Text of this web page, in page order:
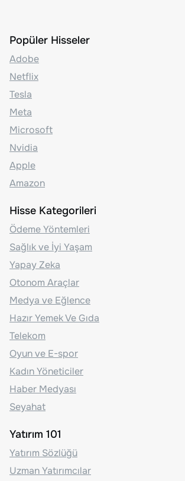
Popüler Hisseler
Adobe
Netflix
Tesla
Meta
Microsoft
Nvidia
Apple
Amazon
Hisse Kategorileri
Ödeme Yöntemleri
Sağlık ve İyi Yaşam
Yapay Zeka
Otonom Araçlar
Medya ve Eğlence
Hazır Yemek Ve Gıda
Telekom
Oyun ve E-spor
Kadın Yöneticiler
Haber Medyası
Seyahat
Yatırım 101
Yatırım Sözlüğü
Uzman Yatırımcılar